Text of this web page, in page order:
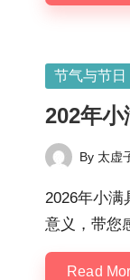
Posted
节气与节日
202年
Posted
by
By 太虚
2026年小满
意义，带您
Read